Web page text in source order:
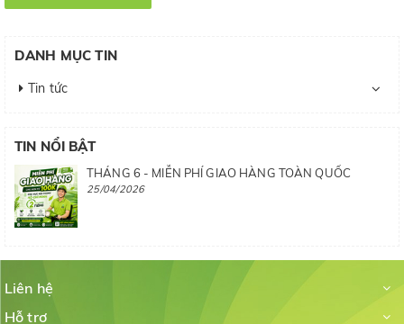
DANH MỤC TIN
Tin tức
TIN NỔI BẬT
THÁNG 6 - MIỄN PHÍ GIAO HÀNG TOÀN QUỐC
25/04/2026
Liên hệ
Hỗ trợ